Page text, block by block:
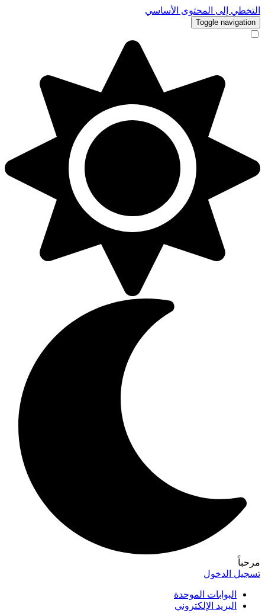
التخطي إلى المحتوى الأساسي
Toggle navigation
مرحباً
تسجيل الدخول
البوابات الموحدة
البريد الإلكتروني